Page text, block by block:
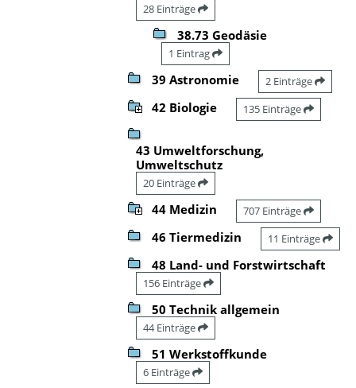
28 Einträge
38.73 Geodäsie
1 Eintrag
39 Astronomie 2 Einträge
42 Biologie 135 Einträge
43 Umweltforschung,
Umweltschutz
20 Einträge
44 Medizin 707 Einträge
46 Tiermedizin 11 Einträge
48 Land- und Forstwirtschaft
156 Einträge
50 Technik allgemein
44 Einträge
51 Werkstoffkunde
6 Einträge